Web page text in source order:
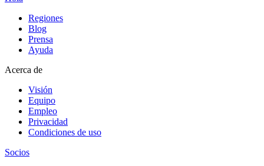
Regiones
Blog
Prensa
Ayuda
Acerca de
Visión
Equipo
Empleo
Privacidad
Condiciones de uso
Socios